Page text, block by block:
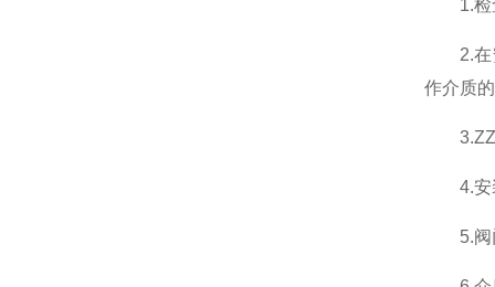
1.检查
2.在安
作介质
4.安装
5.阀门